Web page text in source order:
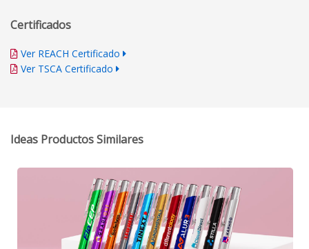
Certificados
Ver REACH Certificado
Ver TSCA Certificado
Ideas Productos Similares